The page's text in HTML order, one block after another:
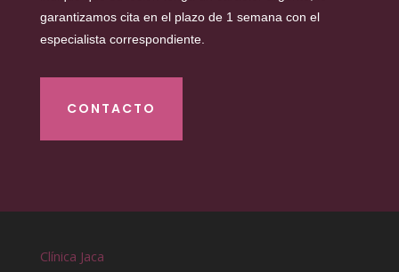
garantizamos cita en el plazo de 1 semana con el
especialista correspondiente.
CONTACTO
Clínica Jaca